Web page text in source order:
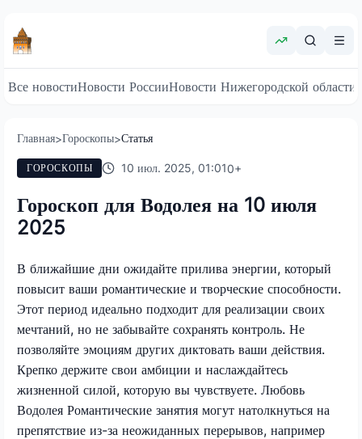
Все новостиНовости РоссииНовости Нижегородской области
Главная>Гороскопы>Статья
ГОРОСКОПЫ 10 июл. 2025, 01:010+
Гороскоп для Водолея на 10 июля
2025
В ближайшие дни ожидайте прилива энергии, который
повысит ваши романтические и творческие способности.
Этот период идеально подходит для реализации своих
мечтаний, но не забывайте сохранять контроль. Не
позволяйте эмоциям других диктовать ваши действия.
Крепко держите свои амбиции и наслаждайтесь
жизненной силой, которую вы чувствуете. Любовь
Водолея Романтические занятия могут натолкнуться на
препятствие из-за неожиданных перерывов, например